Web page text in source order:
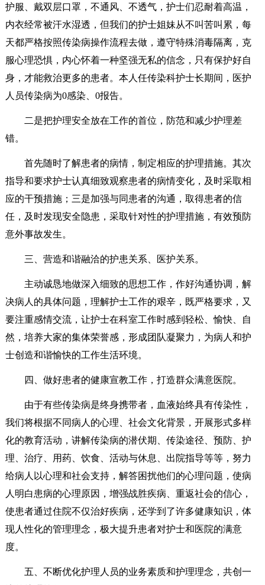
护服、戴双层口罩，不通风、不透气，护士们忍耐着高温，
内衣经常被汗水湿透，但我们的护士姐妹从不叫苦叫累，每
天都严格按照传染病操作流程去做，遵守特殊消毒隔离，克
服心理恐惧，内心怀着一种坚强无私的信念，只有保护好自
身，才能救治更多的患者。本人任传染科护士长期间，医护
人员传染病为0感染、0报告。
二是把护理安全放在工作的首位，防范和减少护理差
错。
首先随时了解患者的病情，制定相应的护理措施。其次
指导和要求护士认真细致观察患者的病情变化，及时采取相
应的干预措施；三是加强与同患者的沟通，取得患者的信
任，及时发现安全隐患，采取针对性的护理措施，有效预防
意外事故发生。
三、营造和谐融洽的护患关系、医护关系。
主动诚恳地做深入细致的思想工作，作好沟通协调，解
决病人的具体问题，理解护士工作的艰辛，既严格要求，又
要注重感情交流，让护士在科室工作时感到轻松、愉快、自
然，培养大家的集体荣誉感，形成团队凝聚力，为病人和护
士创造和谐愉快的工作生活环境。
四、做好患者的健康宣教工作，打造群众满意医院。
由于有些传染病是终身携带者，血液始终具有传染性，
我们将根据不同病人的心理、社会文化背景，开展形式多样
化的教育活动，讲解传染病的潜伏期、传染途径、预防、护
理、治疗、用药、饮食、活动与休息、出院指导等等，努力
给病人以心理和社会支持，解答困扰他们的心理问题，使病
人明白患病的心理原因，增强战胜疾病、重返社会的信心，
使患者通过住院不仅治好疾病，还学到了许多健康知识，体
现人性化的管理理念，极大提升患者对护士和医院的满意
度。
五、不断优化护理人员的业务素质和护理理念，共创一